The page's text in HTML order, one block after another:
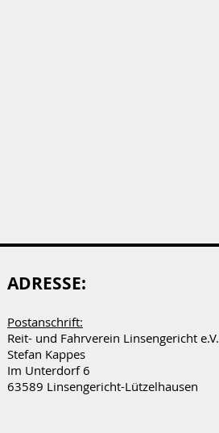
ADRESSE:
Postanschrift:
Reit- und Fahrverein Linsengericht e.V.
Stefan Kappes
Im Unterdorf 6
63589 Linsengericht-Lützelhausen